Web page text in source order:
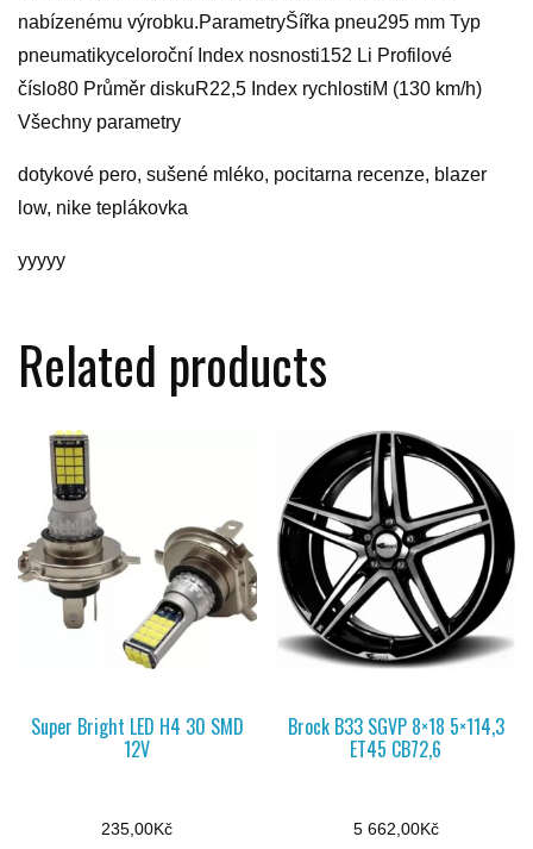
nabízenému výrobku.ParametryŠířka pneu295 mm Typ
pneumatikyceloroční Index nosnosti152 Li Profilové
číslo80 Průměr diskuR22,5 Index rychlostiM (130 km/h)
Všechny parametry
dotykové pero, sušené mléko, pocitarna recenze, blazer
low, nike teplákovka
yyyyy
Related products
Super Bright LED H4 30 SMD
12V
235,00Kč
Brock B33 SGVP 8×18 5×114,3
ET45 CB72,6
5 662,00Kč